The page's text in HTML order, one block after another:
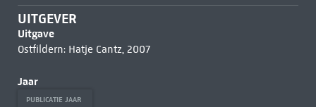
UITGEVER
Uitgave
Ostfildern: Hatje Cantz, 2007
Jaar
PUBLICATIE JAAR